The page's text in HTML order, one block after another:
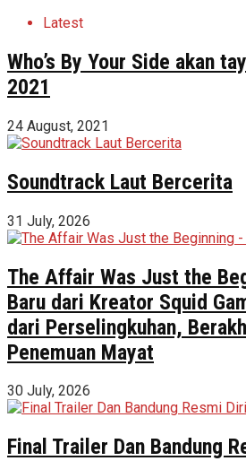
Latest
Who’s By Your Side akan
2021
24 August, 2021
Soundtrack Laut Bercerita
31 July, 2026
The Affair Was Just the
Baru dari Kreator Squid
dari Perselingkuhan,
Penemuan Mayat
30 July, 2026
Final Trailer Dan Bandung